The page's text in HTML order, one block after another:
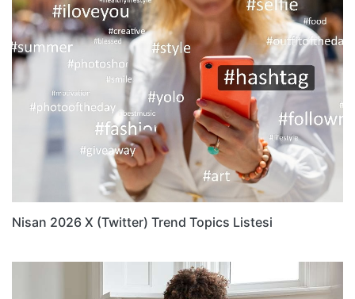
Nisan 2026 X (Twitter) Trend Topics Listesi